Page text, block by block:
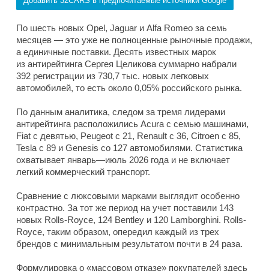
По шесть новых Opel, Jaguar и Alfa Romeo за семь
месяцев — это уже не полноценные рыночные продажи,
а единичные поставки. Десять известных марок
из антирейтинга Сергея Целикова суммарно набрали
392 регистрации из 730,7 тыс. новых легковых
автомобилей, то есть около 0,05% российского рынка.
По данным аналитика, следом за тремя лидерами
антирейтинга расположились Acura с семью машинами,
Fiat с девятью, Peugeot с 21, Renault с 36, Citroen с 85,
Tesla с 89 и Genesis со 127 автомобилями. Статистика
охватывает январь—июль 2026 года и не включает
легкий коммерческий транспорт.
Сравнение с люксовыми марками выглядит особенно
контрастно. За тот же период на учет поставили 143
новых Rolls-Royce, 124 Bentley и 120 Lamborghini. Rolls-
Royce, таким образом, опередил каждый из трех
брендов с минимальным результатом почти в 24 раза.
Формулировка о «массовом отказе» покупателей здесь